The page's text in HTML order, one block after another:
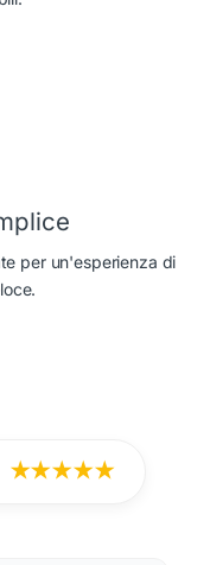
per un'esperienza di
★★★★★